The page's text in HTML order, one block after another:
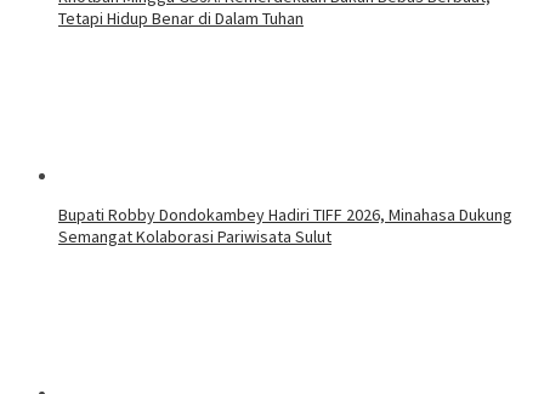
Tetapi Hidup Benar di Dalam Tuhan
Bupati Robby Dondokambey Hadiri TIFF 2026, Minahasa Dukung
Semangat Kolaborasi Pariwisata Sulut